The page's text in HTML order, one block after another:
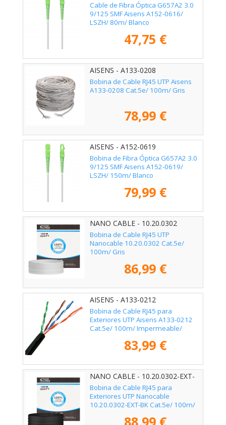
Cable de Fibra Óptica G657A2 3.0
9/125 SMF Aisens A152-0616/
LSZH/ 80m/ Blanco
47,75 €
AISENS - A133-0208
Bobina de Cable RJ45 UTP Aisens
A133-0208 Cat.5e/ 100m/ Gris
78,99 €
AISENS - A152-0619
Bobina de Fibra Óptica G657A2 3.0
9/125 SMF Aisens A152-0619/
LSZH/ 150m/ Blanco
79,99 €
NANO CABLE - 10.20.0302
Bobina de Cable RJ45 UTP
Nanocable 10.20.0302 Cat.5e/
100m/ Gris
86,99 €
AISENS - A133-0212
Bobina de Cable RJ45 para
Exteriores UTP Aisens A133-0212
Cat.5e/ 100m/ Impermeable/
83,99 €
NANO CABLE - 10.20.0302-EXT-
BK
Bobina de Cable RJ45 para
Exteriores UTP Nanocable
10.20.0302-EXT-BK Cat.5e/ 100m/